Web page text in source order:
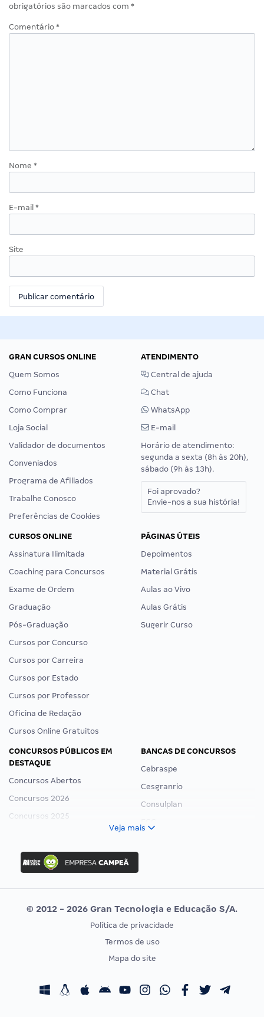
obrigatórios são marcados com *
Comentário *
Nome *
E-mail *
Site
GRAN CURSOS ONLINE
Quem Somos
Como Funciona
Como Comprar
Loja Social
Validador de documentos
Conveniados
Programa de Afiliados
Trabalhe Conosco
Preferências de Cookies
ATENDIMENTO
Central de ajuda
Chat
WhatsApp
E-mail
Horário de atendimento:
segunda a sexta (8h às 20h),
sábado (9h às 13h).
Foi aprovado?
Envie-nos a sua história!
CURSOS ONLINE
Assinatura Ilimitada
Coaching para Concursos
Exame de Ordem
Graduação
Pós-Graduação
Cursos por Concurso
Cursos por Carreira
Cursos por Estado
Cursos por Professor
Oficina de Redação
Cursos Online Gratuitos
PÁGINAS ÚTEIS
Depoimentos
Material Grátis
Aulas ao Vivo
Aulas Grátis
Sugerir Curso
CONCURSOS PÚBLICOS EM
DESTAQUE
Concursos Abertos
Concursos 2026
Concursos 2025
Concurso Ibama
Concurso MPU
Editais publicados
BANCAS DE CONCURSOS
Cebraspe
Cesgranrio
Consulplan
Vunesp
CONCURSOS POR PROFISSÃO
Concursos Fiscais
EXAME DE ORDEM
Calendário OAB
Veja mais
© 2012 - 2026 Gran Tecnologia e Educação S/A.
Política de privacidade
Termos de uso
Mapa do site